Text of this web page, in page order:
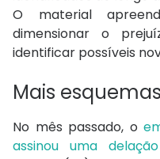
O material
dimensionar o
identificar possíveis
Mais
No mês passado, o
assinou uma